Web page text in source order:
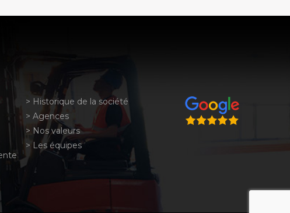
Historique de la société
Agences
Nos valeurs
Les équipes